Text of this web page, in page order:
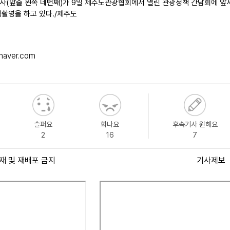
(앞줄 왼쪽 네번째)가 9일 제주도관광협회에서 열린 관광정책 간담회에 앞
영을 하고 있다./제주도
슬퍼요
2
화나요
16
후속기사 원해요
7
및 재배포 금지 기사제보